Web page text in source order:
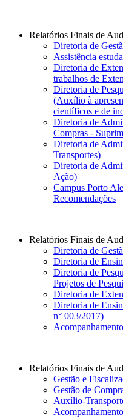
Relatórios Finais de
Diretoria de
Assistência
Diretoria de
trabalhos de
Diretoria de
(Auxílio à
científicos e de
Diretoria de
Compras -
Diretoria de
Transportes)
Diretoria de
Ação)
Campus Porto
Recomendações
Relatórios Finais de
Diretoria de
Diretoria de
Diretoria de
Projetos de
Diretoria de
Diretoria de
n° 003/2017)
Relatórios Finais de
Gestão e
Gestão de
Auxílio-